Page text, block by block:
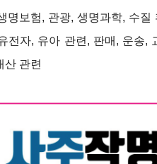
보험, 관광, 생명과학, 수질
전자, 유아 관련, 판매, 운송,
산 관련